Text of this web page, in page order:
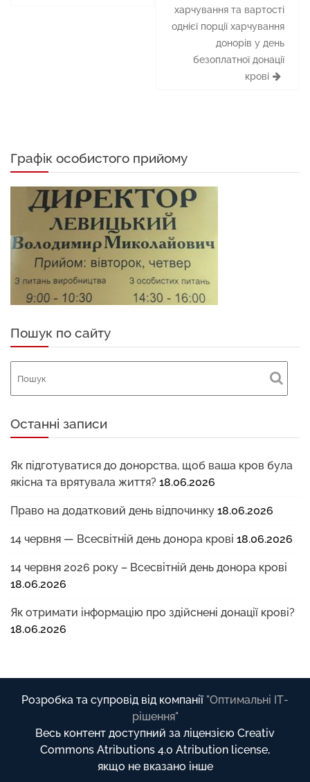
харчування та вартості
однієї порції харчування
донорів у день
безоплатної донації
крові
Графік особистого прийому
Пошук по сайту
Останні записи
Як підготуватися до донорства, щоб ваша кров була
якісна та врятувала життя? 18.06.2026
Право на додатковий день відпочинку 18.06.2026
14 червня — Всесвітній день донора крові 18.06.2026
14 червня 2026 року – Всесвітній день донора крові
18.06.2026
Як отримати інформацію про здійснені донації крові?
18.06.2026
Розробка та супровід від компанії "Оптимальні ІТ-
рішення"
Весь контент доступний за ліцензією Creativ
Commons Atributions 4.0 Atribution license,
якщо не вказано інше